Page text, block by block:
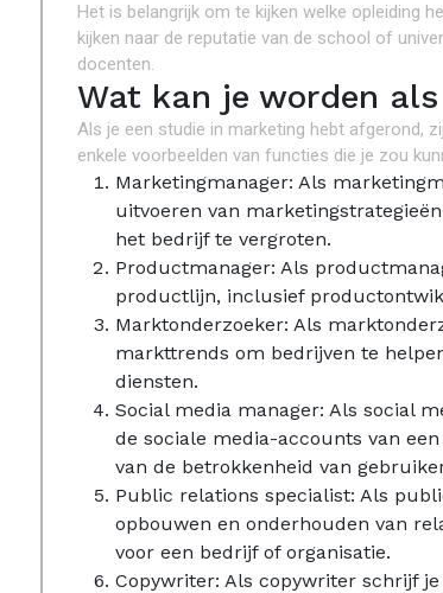
Het is belangrijk om te kijken welke opleiding
kijken naar de reputatie van de school of
docenten.
Wat kan je worden
Als je een studie in marketing hebt afgerond,
enkele voorbeelden van functies die je zou
Marketingmanager: Als
uitvoeren van
het bedrijf te vergroten.
Productmanager: Als
productlijn, inclusief
Marktonderzoeker: Als
markttrends om bedrijven te
diensten.
Social media manager: Als social
de sociale media-accounts van
van de betrokkenheid van
Public relations specialist: Als
opbouwen en onderhouden van
voor een bedrijf of organisatie.
Copywriter: Als copywriter schrijf